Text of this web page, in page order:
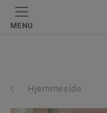
MENU
Hjemmeside